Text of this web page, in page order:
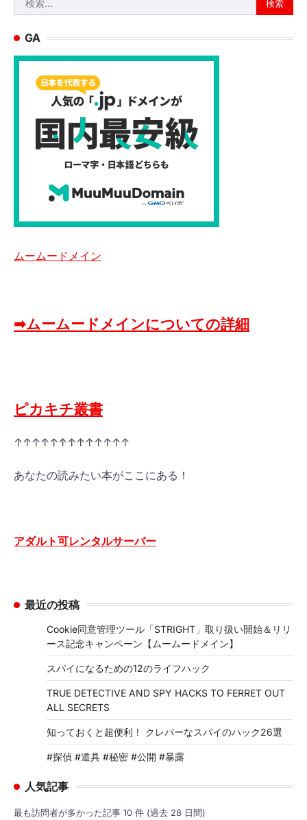
索:
GA
ムームードメイン
➡ムームードメインについての詳細
ピカキチ叢書
↑↑↑↑↑↑↑↑↑↑↑↑↑
あなたの読みたい本がここにある！
アダルト可レンタルサーバー
最近の投稿
Cookie同意管理ツール「STRIGHT」取り扱い開始＆リリ
ース記念キャンペーン【ムームードメイン】
スパイになるための12のライフハック
TRUE DETECTIVE AND SPY HACKS TO FERRET OUT
ALL SECRETS
知っておくと超便利！ クレバーなスパイのハック26選
#探偵 #道具 #秘密 #公開 #暴露
人気記事
最も訪問者が多かった記事 10 件 (過去 28 日間)